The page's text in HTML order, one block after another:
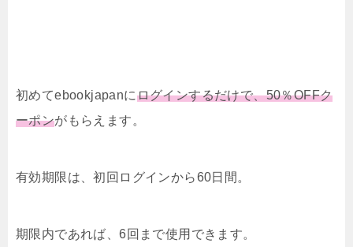
初めてebookjapanにログインするだけで、50％OFFク
ーポンがもらえます。
有効期限は、初回ログインから60日間。
期限内であれば、6回まで使用できます。